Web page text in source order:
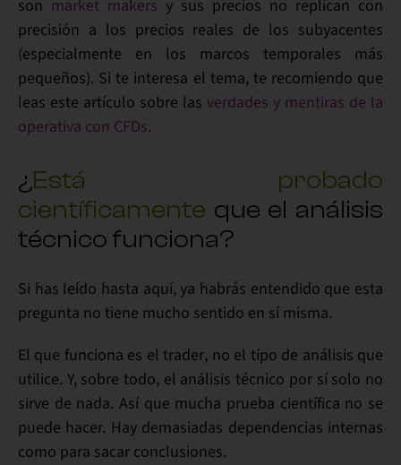
son market makers y sus precios no replican con
precisión a los precios reales de los subyacentes
(especialmente en los marcos temporales más
pequeños). Si te interesa el tema, te recomiendo que
leas este artículo sobre las verdades y mentiras de la
operativa con CFDs.
¿Está probado
científicamente que el análisis
técnico funciona?
Si has leído hasta aquí, ya habrás entendido que esta
pregunta no tiene mucho sentido en sí misma.
El que funciona es el trader, no el tipo de análisis que
utilice. Y, sobre todo, el análisis técnico por sí solo no
sirve de nada. Así que mucha prueba científica no se
puede hacer. Hay demasiadas dependencias internas
como para sacar conclusiones.